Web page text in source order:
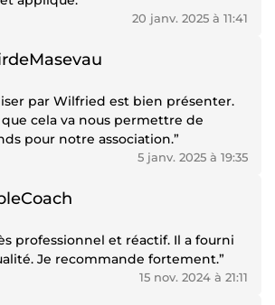
20 janv. 2025 à 11:41
par Wilfried est bien présenter.
cela va nous permettre de
pour notre association.”
5 janv. 2025 à 19:35
professionnel et réactif. Il a fourni
Je recommande fortement.”
15 nov. 2024 à 21:11